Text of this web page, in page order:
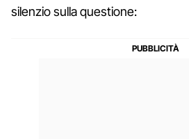
silenzio sulla questione: